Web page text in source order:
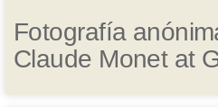
Fotografía
Claude Monet at